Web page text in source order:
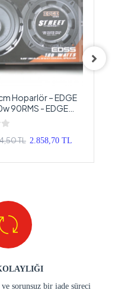
Hoparlör – EDGE
90RMS - EDGE
, 13 cm
Hoparlör
TL 2.858,70 TL
sorunsuz bir iade süreci